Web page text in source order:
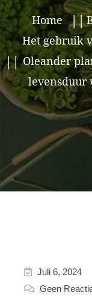
Home
Het gebruik
Oleander
levensduur
Juli 6, 2024
Geen